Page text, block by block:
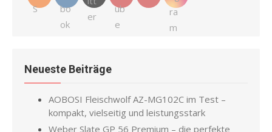
Neueste Beiträge
AOBOSI Fleischwolf AZ-MG102C im Test –
kompakt, vielseitig und leistungsstark
Weber Slate GP 56 Premium – die perfekte